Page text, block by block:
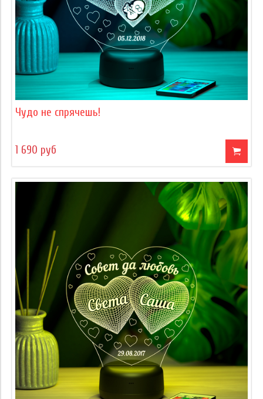
Чудо не спрячешь!
1 690 руб